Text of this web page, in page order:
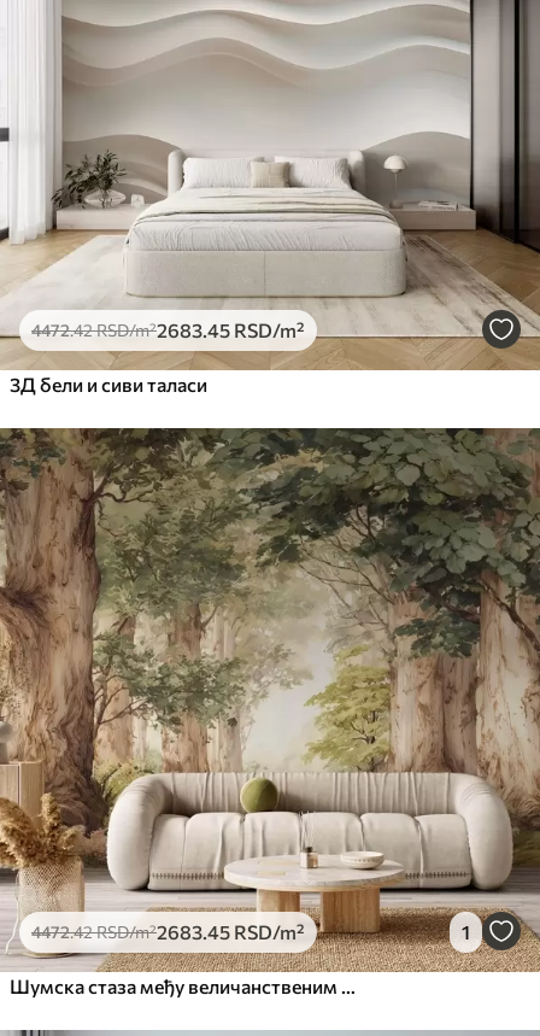
4472.42RSD/m²2683 .45 RSD/m²
3Д бели и сиви таласи
4472.42RSD/m²2683 .45 RSD/m² 1